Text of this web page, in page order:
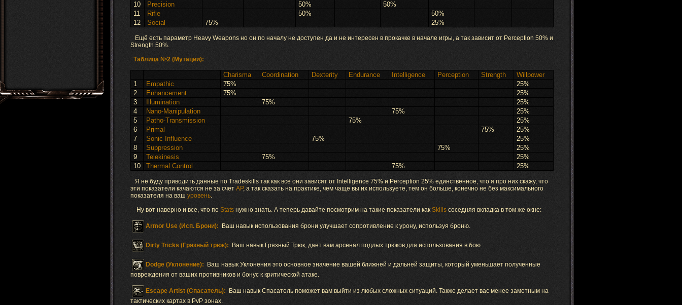
10
Precision 50%
50%
11
Rifle 50%
50%
12
Social 75% 25%
Ещё есть параметр Heavy Weapons но он по началу не доступен да и не интересен в прокачке в начале игры, а так зависит от Perception 50% и
Strength 50%.
Таблица №2 (Мутации):
Charisma Coordination Dexterity Endurance Intelligence Perception Strength
Willpower
1
Empathic 75%
25%
2
Enhancement 75%
25%
3
Illumination 75%
25%
4
Nano-Manipulation 75%
25%
5
Patho-Transmission 75%
25%
6
Primal 75%
25%
7
Sonic Influence 75%
25%
8
Suppression 75%
25%
9
Telekinesis 75%
25%
10
Thermal Control 75% 25%
Я не буду приводить данные по Tradeskills так как все они зависят от Intelligence 75% и Perception 25% единственное, что я про них скажу, что
эти показатели качаются не за счет АР, а так сказать на практике, чем чаще вы их используете, тем он больше, конечно не без максимального
показателя на ваш уровень.
Ну вот наверно и все, что по Stats нужно знать. А теперь давайте посмотрим на такие показатели какSkills соседняя вкладка в том же окне:
Armor Use (Исп. Брони): Ваш навык использования брони улучшает сопротивление к урону, используя броню.
Dirty Tricks (Грязный трюк): Ваш навык Грязный Трюк, дает вам арсенал подлых трюков для использования в бою.
Dodge (Уклонение):
Ваш навык Уклонения это основное значение вашей ближней и дальней защиты, который уменьшает полученные
повреждения от ваших противников и бонус к критической атаке.
Escape Artist (Спасатель):
Ваш навык Спасатель поможет вам выйти из любых сложных ситуаций. Также делает вас менее заметным на
тактических картах в PvP зонах.